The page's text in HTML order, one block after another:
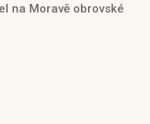
na Moravě obrovské